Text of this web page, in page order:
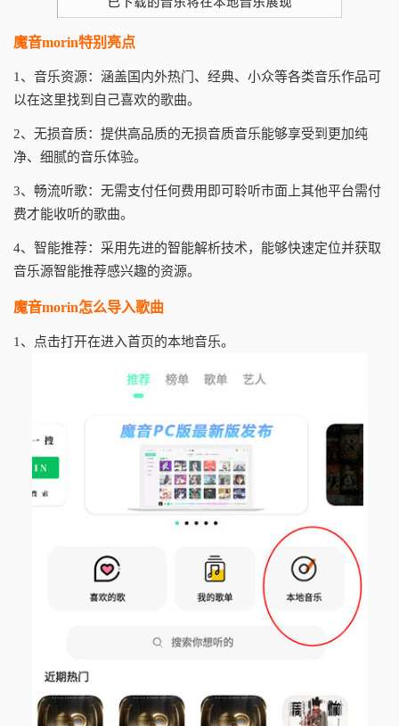
魔音morin特别亮点
1、音乐资源：涵盖国内外热门、经典、小众等各类音乐作品可
以在这里找到自己喜欢的歌曲。
2、无损音质：提供高品质的无损音质音乐能够享受到更加纯
净、细腻的音乐体验。
3、畅流听歌：无需支付任何费用即可聆听市面上其他平台需付
费才能收听的歌曲。
4、智能推荐：采用先进的智能解析技术，能够快速定位并获取
音乐源智能推荐感兴趣的资源。
魔音morin怎么导入歌曲
1、点击打开在进入首页的本地音乐。